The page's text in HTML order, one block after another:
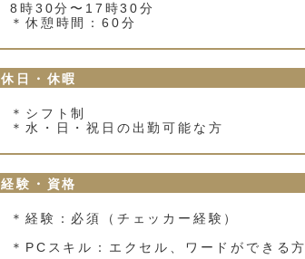
8時30分〜17時30分
＊休憩時間：60分
休日・休暇
＊シフト制
＊水・日・祝日の出勤可能な方
経験・資格
＊経験：必須（チェッカー経験）
＊PCスキル：エクセル、ワードができる方